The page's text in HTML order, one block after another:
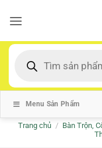
qua
dung
kiếm
Menu Sản Phẩm
Trang chủ / Bàn Trộn,